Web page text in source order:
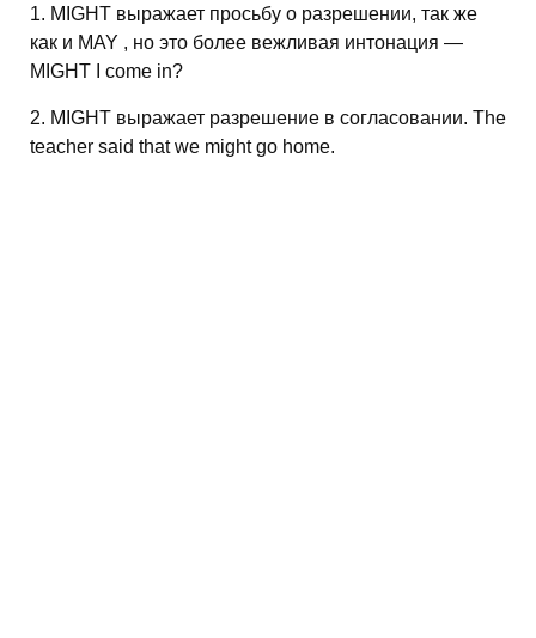
1. MIGHT выражает просьбу о разрешении, так же
как и MAY , но это более вежливая интонация —
MIGHT I come in?
2. MIGHT выражает разрешение в согласовании. The
teacher said that we might go home.